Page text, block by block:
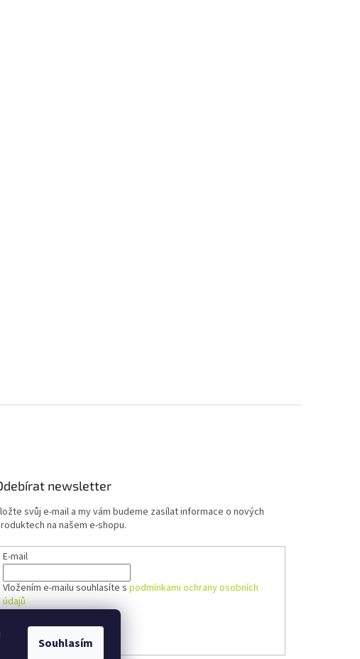
Souhlasím
newsletter
svůj e-mail a my vám budeme zasílat informace o nových
na našem e-shopu.
E-mail
Vložením e-mailu souhlasíte spodmínkami ochrany osobních
údajů